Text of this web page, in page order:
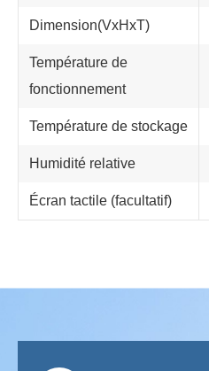
Dimension(VxHxT)
Température de
fonctionnement
Température de stockage
Humidité relative
Écran tactile (facultatif)